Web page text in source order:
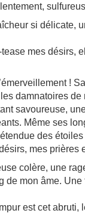
si délicate,
tease mes désirs,
!
damnatoires de
savoureuse,
Même ses
des
mes prières
colère, une
de mon âme.
est cet